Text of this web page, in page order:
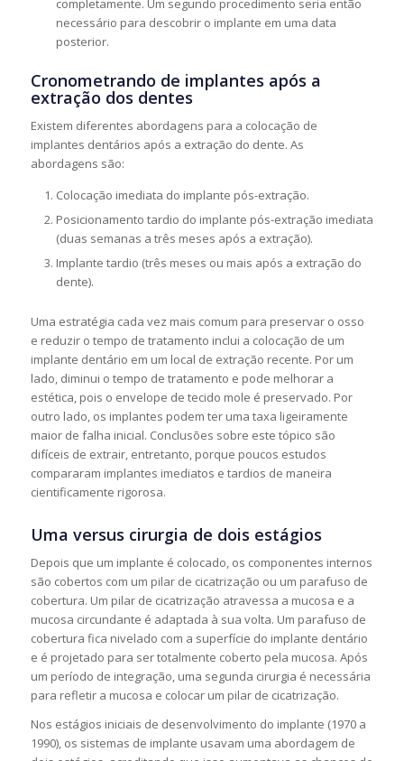
completamente. Um segundo procedimento seria então
necessário para descobrir o implante em uma data
posterior.
Cronometrando de implantes após a
extração dos dentes
Existem diferentes abordagens para a colocação de
implantes dentários após a extração do dente. As
abordagens são:
Colocação imediata do implante pós-extração.
Posicionamento tardio do implante pós-extração imediata
(duas semanas a três meses após a extração).
Implante tardio (três meses ou mais após a extração do
dente).
Uma estratégia cada vez mais comum para preservar o osso
e reduzir o tempo de tratamento inclui a colocação de um
implante dentário em um local de extração recente. Por um
lado, diminui o tempo de tratamento e pode melhorar a
estética, pois o envelope de tecido mole é preservado. Por
outro lado, os implantes podem ter uma taxa ligeiramente
maior de falha inicial. Conclusões sobre este tópico são
difíceis de extrair, entretanto, porque poucos estudos
compararam implantes imediatos e tardios de maneira
cientificamente rigorosa.
Uma versus cirurgia de dois estágios
Depois que um implante é colocado, os componentes internos
são cobertos com um pilar de cicatrização ou um parafuso de
cobertura. Um pilar de cicatrização atravessa a mucosa e a
mucosa circundante é adaptada à sua volta. Um parafuso de
cobertura fica nivelado com a superfície do implante dentário
e é projetado para ser totalmente coberto pela mucosa. Após
um período de integração, uma segunda cirurgia é necessária
para refletir a mucosa e colocar um pilar de cicatrização.
Nos estágios iniciais de desenvolvimento do implante (1970 a
1990), os sistemas de implante usavam uma abordagem de